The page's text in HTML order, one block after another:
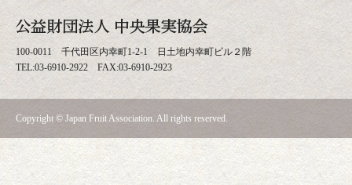
100-0011 千代田区内幸町1-2-1 日土地内幸町ビル２階
TEL:03-6910-2922 FAX:03-6910-2923
Copyright © Japan Fruit Association. All rights reserved.